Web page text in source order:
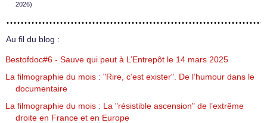
2026)
Au fil du blog :
Bestofdoc#6 - Sauve qui peut à L’Entrepôt le 14 mars 2025
La filmographie du mois : "Rire, c’est exister". De l’humour dans le
documentaire
La filmographie du mois : La "résistible ascension" de l’extrême
droite en France et en Europe